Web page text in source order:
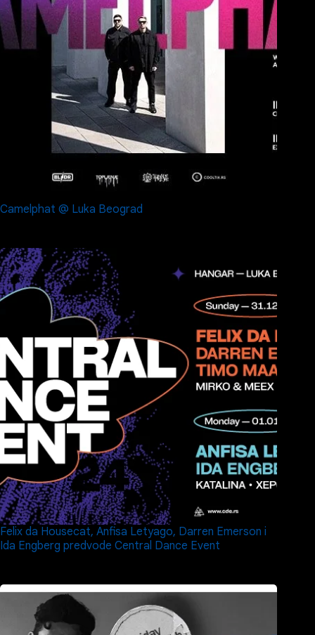
Camelphat @ Luka Beograd
Felix da Housecat, Anfisa Letyago, Darren Emerson i
Ida Engberg predvode Central Dance Event